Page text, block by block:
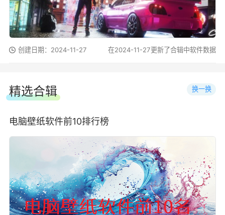
创建日期：2024-11-27 在2024-11-27更新了合辑中软件数据
精选合辑 换一换
电脑壁纸软件前10排行榜